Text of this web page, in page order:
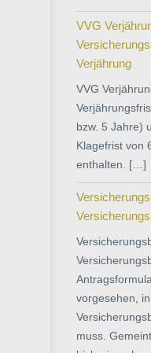
VVG
Verjährung
VVG
bzw. 5 Jahre)
Klagefrist von
enthalten. […]
vorgesehen,
muss.